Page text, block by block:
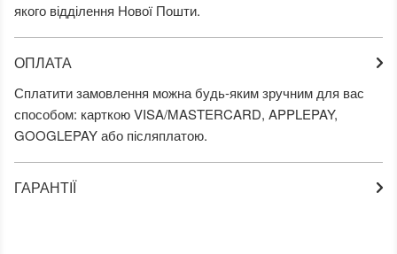
якого відділення Нової Пошти.
ОПЛАТА
Сплатити замовлення можна будь-яким зручним для вас
способом: карткою VISA/MASTERCARD, APPLEPAY,
GOOGLEPAY або післяплатою.
ГАРАНТІЇ